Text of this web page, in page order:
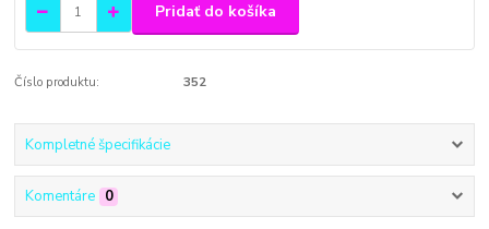
Pridať do košíka
Číslo produktu: 352
Kompletné špecifikácie
Komentáre 0